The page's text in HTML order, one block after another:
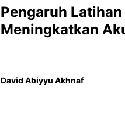
Pengaruh
Meningkatkan
David Abiyyu Akhnaf